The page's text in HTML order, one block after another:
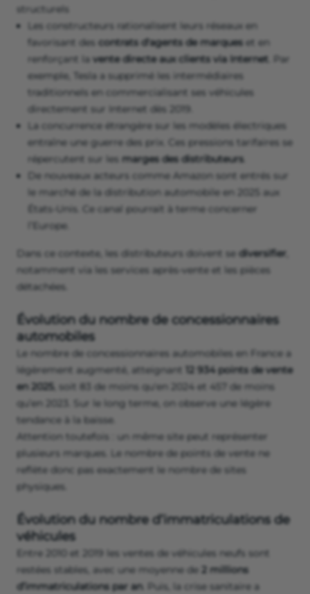
structurels
Les constructeurs rationalisent leurs réseaux en
favorisant des contrats d'agents de marques et en
renforçant la vente directe aux clients via Internet . Par
exemple, Tesla a supprimé les intermédiaires
traditionnels en commercialisant ses véhicules
directement sur Internet dès 2019.
La concurrence étrangère sur les modèles électriques
entraîne une guerre des prix. Ces pressions tarifaires se
répercutent sur les marges des distributeurs.
De nouveaux acteurs comme Amazon sont entrés sur
le marché de la distribution automobile en 2025 aux
États-Unis. Ce canal pourrait à terme concerner
l’Europe.
Dans ce contexte, les distributeurs doivent se diversifier
notamment via les services après-vente et les pièces
détachées.
Évolution du nombre de concessionnaires
automobiles
Le nombre de concessionnaires automobiles en France a
légèrement augmenté, atteignant
12 934 points de vente
en 2025 , soit 83 de moins qu'en 2024 et 457 de moins
qu’en 2023. Sur le long terme, on observe une légère
tendance à la baisse.
Attention toutefois : un même site peut représenter
plusieurs marques. Le nombre de points de vente ne
reflète donc pas exactement le nombre de sites
physiques.
Évolution du nombre d’immatriculations de
véhicules
Entre 2010 et 2019 les ventes de véhicules neufs sont
restées stables, avec une moyenne de 2 millions
d’immatriculations par an. Puis, la crise sanitaire a